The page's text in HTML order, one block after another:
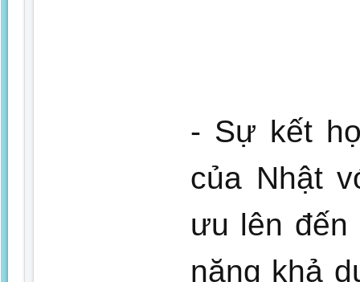
- Sự kết
của Nhật
ưu lên đến
năng khả